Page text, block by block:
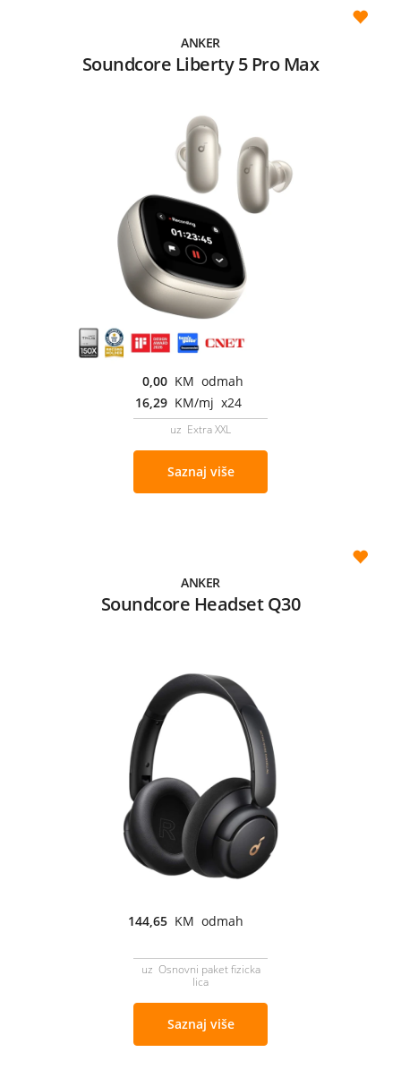
ANKER
Soundcore Liberty 5 Pro Max
0,00 KM odmah
16,29 KM/mj x24
uz Extra XXL
Saznaj više
ANKER
Soundcore Headset Q30
144,65 KM odmah
uz Osnovni paket fizicka
lica
Saznaj više